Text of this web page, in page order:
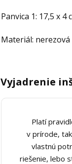
Panvica 1: 17,5 x 4
Materiál: nerezová
Vyjadrenie
Platí
v prírode,
vlastnú
riešenie, lebo